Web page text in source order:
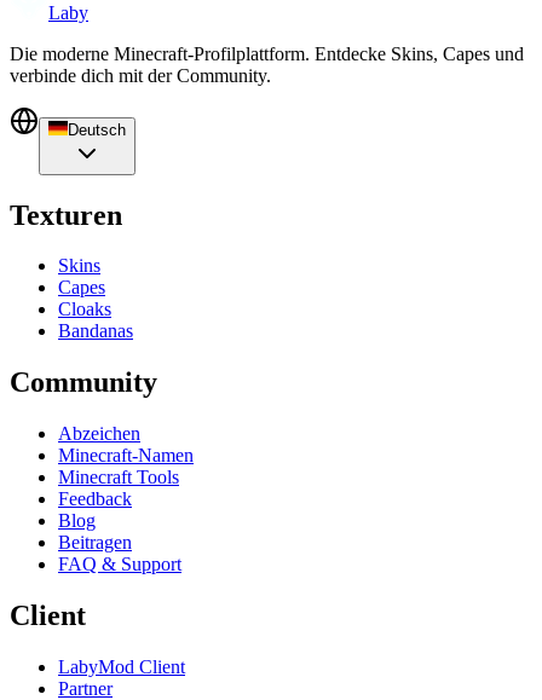
Laby
Die moderne Minecraft-Profilplattform. Entdecke Skins, Capes und
verbinde dich mit der Community.
Deutsch
Texturen
Skins
Capes
Cloaks
Bandanas
Community
Abzeichen
Minecraft-Namen
Minecraft Tools
Feedback
Blog
Beitragen
FAQ & Support
Client
LabyMod Client
Partner